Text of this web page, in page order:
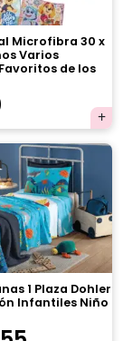
Microfibra 30 x
Varios
de los
precio
actual
es:
$85,50.
1 Plaza Dohler
Infantiles Niño
×